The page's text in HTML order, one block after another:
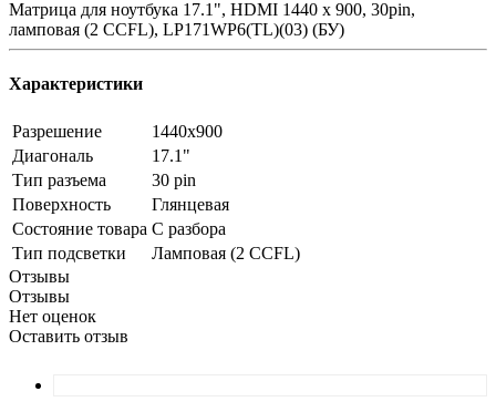
Матрица для ноутбука 17.1", HDMI 1440 x 900, 30pin,
ламповая (2 CCFL), LP171WP6(TL)(03) (БУ)
Характеристики
Разрешение
1440x900
Диагональ
17.1"
Тип разъема
30 pin
Поверхность
Глянцевая
Состояние товара С разбора
Тип подсветки
Ламповая (2 CCFL)
Отзывы
Отзывы
Нет оценок
Оставить отзыв